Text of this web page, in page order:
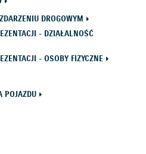
DROGOWYM
- DZIAŁALNOŚĆ
- OSOBY FIZYCZNE
POJAZDU